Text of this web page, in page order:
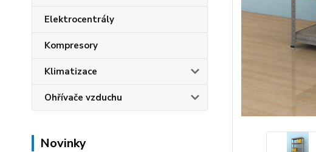
Elektrocentrály
Kompresory
Klimatizace
Ohřívače vzduchu
Novinky